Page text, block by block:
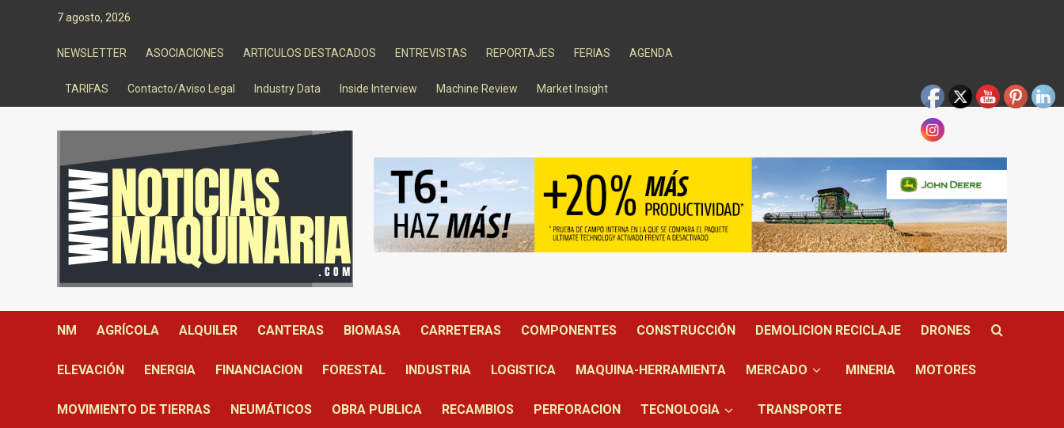
7 agosto, 2026
NEWSLETTER ASOCIACIONES ARTICULOS DESTACADOS ENTREVISTAS REPORTAJES FERIAS AGENDA
TARIFAS Contacto/Aviso Legal Industry Data Inside Interview Machine Review Market Insight
NM AGRÍCOLA ALQUILER CANTERAS BIOMASA CARRETERAS COMPONENTES CONSTRUCCIÓN DEMOLICION RECICLAJE DRONES
ELEVACIÓN ENERGIA FINANCIACION FORESTAL INDUSTRIA LOGISTICA MAQUINA-HERRAMIENTA MERCADO MINERIA MOTORES
MOVIMIENTO DE TIERRAS NEUMÁTICOS OBRA PUBLICA RECAMBIOS PERFORACION TECNOLOGIA TRANSPORTE